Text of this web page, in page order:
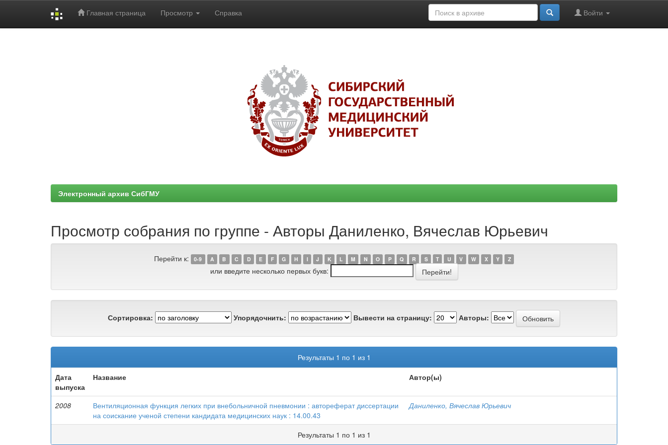
Главная страница Просмотр Справка Войти
Электронный архив СибГМУ
Просмотр собрания по группе - Авторы Даниленко, Вячеслав Юрьевич
Перейти к: 0-9 A B C D E F G H I J K L M N O P Q R S T U V W X Y Z
или введите несколько первых букв:
Сортировка: Упорядочнить: Вывести на страницу: Авторы:
Результаты 1 по 1 из 1
Дата
выпуска
Название Автор(ы)
2008
Вентиляционная функция легких при внебольничной пневмонии : автореферат диссертации
на соискание ученой степени кандидата медицинских наук : 14.00.43
Даниленко, Вячеслав Юрьевич
Результаты 1 по 1 из 1